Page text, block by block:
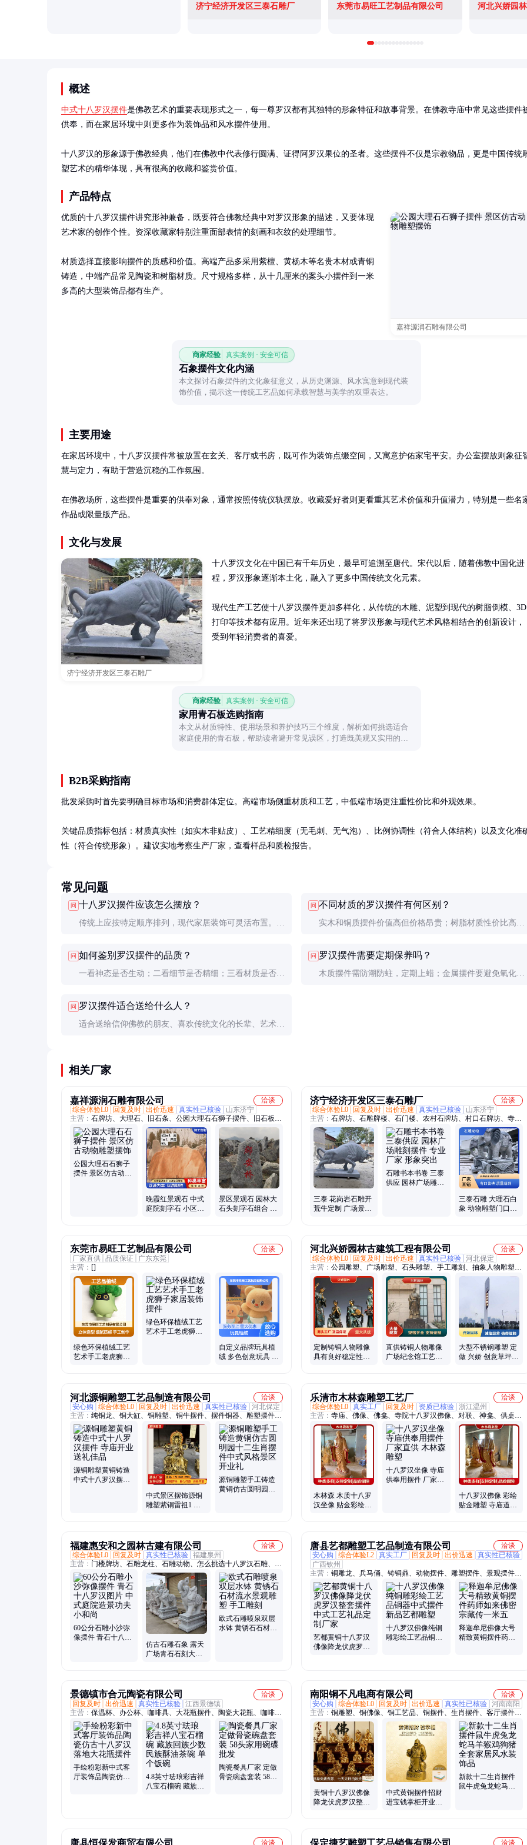
济宁经济开发区三泰石雕厂 东莞市易旺工艺制品有限公司
概述
中式十八罗汉摆件是佛教艺术的重要表现形式之一，每一尊罗汉都有其独特的形象特征和故事背景。在佛教寺庙中常见这些摆件
供奉，而在家居环境中则更多作为装饰品和风水摆件使用。
十八罗汉的形象源于佛教经典，他们在佛教中代表修行圆满、证得阿罗汉果位的圣者。这些摆件不仅是宗教物品，更是中国传统
塑艺术的精华体现，具有很高的收藏和鉴赏价值。
产品特点
嘉祥源润石雕有限公司
优质的十八罗汉摆件讲究形神兼备，既要符合佛教经典中对罗汉形象的描述，又要体现
艺术家的创作个性。资深收藏家特别注重面部表情的刻画和衣纹的处理细节。
材质选择直接影响摆件的质感和价值。高端产品多采用紫檀、黄杨木等名贵木材或青铜
铸造，中端产品常见陶瓷和树脂材质。尺寸规格多样，从十几厘米的案头小摆件到一米
多高的大型装饰品都有生产。
商家经验 真实案例 · 安全可信
石象摆件文化内涵
本文探讨石象摆件的文化象征意义，从历史渊源、风水寓意到现代装
饰价值，揭示这一传统工艺品如何承载智慧与美学的双重表达。
主要用途
在家居环境中，十八罗汉摆件常被放置在玄关、客厅或书房，既可作为装饰点缀空间，又寓意护佑家宅平安。办公室摆放则象征
慧与定力，有助于营造沉稳的工作氛围。
在佛教场所，这些摆件是重要的供奉对象，通常按照传统仪轨摆放。收藏爱好者则更看重其艺术价值和升值潜力，特别是一些名
作品或限量版产品。
文化与发展
济宁经济开发区三泰石雕厂
十八罗汉文化在中国已有千年历史，最早可追溯至唐代。宋代以后，随着佛教中国化进
程，罗汉形象逐渐本土化，融入了更多中国传统文化元素。
现代生产工艺使十八罗汉摆件更加多样化，从传统的木雕、泥塑到现代的树脂倒模、3D
打印等技术都有应用。近年来还出现了将罗汉形象与现代艺术风格相结合的创新设计，
受到年轻消费者的喜爱。
商家经验 真实案例 · 安全可信
家用青石板选购指南
本文从材质特性、使用场景和养护技巧三个维度，解析如何挑选适合
家庭使用的青石板，帮助读者避开常见误区，打造既美观又实用的石
B2B采购指南
批发采购时首先要明确目标市场和消费群体定位。高端市场侧重材质和工艺，中低端市场更注重性价比和外观效果。
关键品质指标包括：材质真实性（如实木非贴皮）、工艺精细度（无毛刺、无气泡）、比例协调性（符合人体结构）以及文化准
性（符合传统形象）。建议实地考察生产厂家，查看样品和质检报告。
常见问题
问 十八罗汉摆件应该怎么摆放？
传统上应按特定顺序排列，现代家居装饰可灵活布置。建
放需遵循仪轨。
问 不同材质的罗汉摆件有何区别？
实木和铜质摆件价值高但价格昂贵；树脂材质性价比高但
问 如何鉴别罗汉摆件的品质？
一看神态是否生动；二看细节是否精细；三看材质是否真
的产品。
问 罗汉摆件需要定期保养吗？
木质摆件需防潮防蛀，定期上蜡；金属摆件要避免氧化，
问 罗汉摆件适合送给什么人？
适合送给信仰佛教的朋友、喜欢传统文化的长辈、艺术收
相关厂家
嘉祥源润石雕有限公司
洽谈
综合体验L0
回复及时 出价迅速 真实性已核验
山东济宁
主营： 石牌坊、大理石、旧石条、公园大理石石狮子摆件、旧石板、
石大象、地铺石、石护栏、孔子像、家用石、石栏杆、石狮子、狗头
石、路边石、花岗岩、桥护栏、碎拼石、材大象、石抱鼓、青石砖、
石水缸、马桩耳、台阶石、刻字石、门牌石、老青砖
公园大理石石狮子
摆件 景区仿古动物
晚霞红景观石 中式
庭院刻字石 小区别
景区景观石 园林大
石头刻字石组合 晚
济宁经济开发区三泰石雕厂
洽谈
综合体验L0
回复及时 出价迅速 真实性已核验
山东济宁
主营： 石牌坊、石雕牌楼、石门楼、农村石牌坊、村口石牌坊、寺庙
石牌坊、花岗岩石牌坊、祠堂石牌坊、单门石牌坊、三门石牌坊、石
龙柱厂家、石雕盘龙柱、寺庙寺院石龙柱、家祠祠堂石龙柱、青石石
龙柱、花岗岩石龙柱、石亭子、石雕凉亭、四角石凉亭、六角石凉
亭、八角石凉亭、单层石凉亭、双层石凉亭、石雕大象、石狮子
三泰 花岗岩石雕开
荒牛定制 广场景区
石雕书本书卷 三泰
供应 园林广场雕刻
三泰石雕 大理石白
象 动物雕塑门口摆
东莞市易旺工艺制品有限公司
洽谈
厂家直供 品质保证
广东东莞
主营： []
绿色环保植绒工艺
艺术手工老虎狮子
绿色环保植绒工艺
艺术手工老虎狮子
自定义品牌玩具植
绒 多色创意玩具 耐
河北兴娇园林古建筑工程有限公司
洽谈
综合体验L0
回复及时 出价迅速 真实性已核验 河北保定
主营： 公园雕塑、广场雕塑、石头雕塑、手工雕刻、抽象人物雕塑、
不锈钢校园雕塑、不锈钢城市雕塑、不锈钢动物雕塑、不锈钢小区雕
塑、不锈钢抽象雕塑、铸铜雕塑
定制铸铜人物雕像
具有良好稳定性安
直供铸铜人物雕像
广场纪念馆工艺品
大型不锈钢雕塑 定
做 兴娇 创意草坪景
河北源铜雕塑工艺品制造有限公司
洽谈
安心购
综合体验L0 回复及时 出价迅速 真实性已核验 河北保定
主营： 纯铜龙、铜大缸、铜雕塑、铜牛摆件、摆件铜器、雕塑摆件、
财神摆件、黄铜摆件、寺庙摆件、铸造摆件、铜关公摆件、工艺品、
铜香炉、黄铜铜鼎、黄铜铜牛、孔子雕塑、人物雕塑、紫铜雷祖、铜
牛雕塑、鎏金三清、紫铜铜鼎、青铜大钟、佛堂纯铜像、铜故宫狮
子、大型铜观音
源铜雕塑黄铜铸造
中式十八罗汉摆件
中式景区摆饰源铜
雕塑紫铜雷祖1 木
源铜雕塑手工铸造
黄铜仿古圆明园十
乐清市木林森雕塑工艺厂
洽谈
综合体验L0 真实工厂 回复及时 资质已核验 浙江温州
主营： 寺庙、佛像、佛龛、寺院十八罗汉佛像、对联、神龛、供桌、
元宝桌、万佛龛
木林森 木质十八罗
汉坐像 贴金彩绘榫
十八罗汉坐像 寺庙
供奉用摆件 厂家直
十八罗汉佛像 彩绘
贴金雕塑 寺庙道观
福建惠安和之园林古建有限公司
洽谈
综合体验L0
回复及时 真实性已核验 福建泉州
主营： 门楼牌坊、石雕龙柱、石雕动物、怎么挑选十八罗汉石雕、石
雕佛像神像、陵园墓碑、石灯石塔、石雕供桌、浮雕壁堵、石栏杆、
石佛塔、石雕大象、石雕观音、石雕花钵、石雕喷泉、石狮子
60公分石雕小沙弥
像摆件 青石十八罗
仿古石雕石象 露天
广场青石石刻大象
欧式石雕喷泉双层
水钵 黄锈石石材流
唐县艺都雕塑工艺品制造有限公司
洽谈
安心购
综合体验L2 真实工厂 回复及时 出价迅速
真实性已核验
广西钦州
主营： 铜雕龙、兵马俑、铸铜鼎、动物摆件、雕塑摆件、景观摆件、
户外摆件、铜雕塑、铜大缸、浑天仪、浴佛盆、菩提镜、青铜鼎、香
炉雕塑、铸铁供桌、仿古供桌、浮雕壁画、三清神像、人物雕塑、宝
塔雕塑、麒麟貔貅雕塑、铸铜算盘、铜雕门狮、现代雕塑、大型纯铜
艺都黄铜十八罗汉
佛像降龙伏虎罗汉
十八罗汉佛像纯铜
雕彩绘工艺品铜器
释迦牟尼佛像大号
精致黄铜摆件药师
景德镇市合元陶瓷有限公司
洽谈
回复及时 出价迅速 真实性已核验 江西景德镇
主营： 保温杯、办公杯、咖啡具、大花瓶摆件、陶瓷大花瓶、咖啡
杯、开业礼品、陶瓷餐具、陶瓷碗盘、陶瓷茶具、年终礼品、功夫茶
具、景德镇陶瓷、陶瓷纪念盘、陶瓷看盘、员工福利礼品、会议杯、
落地大花瓶、陶瓷花瓶、团购礼品、陶瓷茶杯、文创礼品、陶瓷茶叶
罐、陶瓷杯子、周年庆礼品、陶瓷寿碗
手绘粉彩新中式客
厅装饰品陶瓷仿古
4.8英寸珐琅彩吉祥
八宝石榴碗 藏族回
陶瓷餐具厂家 定做
骨瓷碗盘套装 58头
南阳铜不凡电商有限公司
洽谈
安心购
综合体验L0 回复及时 出价迅速 真实性已核验 河南南阳
主营： 铜雕塑、铜佛像、铜工艺品、铜摆件、生肖摆件、客厅摆件、
风水招财摆件、定制人像、铜大象、铜马、铜关公、铜貔貅、铜财
神、铜观音、铜谛听、铜葫芦、铜雕塑定制、铜器批发
黄铜十八罗汉佛像
降龙伏虎罗汉整套
中式黄铜摆件招财
进宝钱掌柜开业礼
新款十二生肖摆件
鼠牛虎兔龙蛇马羊
唐县恒保发商贸有限公司 洽谈 保定捷艺雕塑工艺品销售有限公司 洽谈